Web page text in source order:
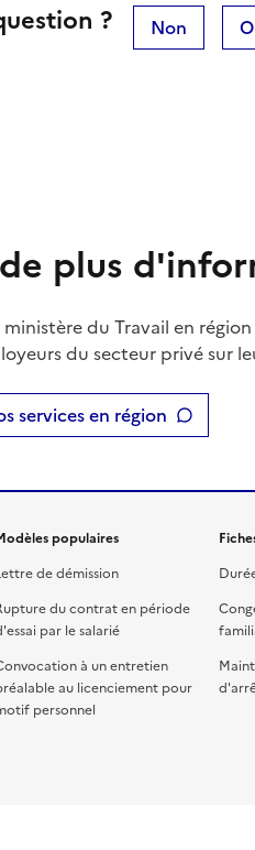
? Non
plus
ministère du Travail en
du secteur privé sur
services en région
populaires
de démission
du contrat en période
par le salarié
à un entretien
au licenciement pour
personnel